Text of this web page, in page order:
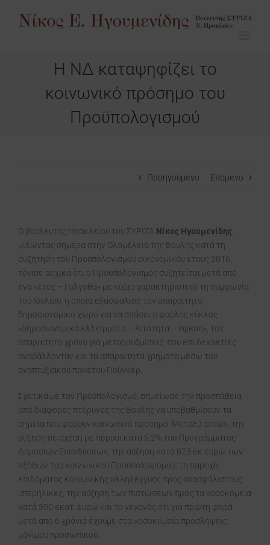
Η ΝΔ καταψηφίζει το
κοινωνικό πρόσημο του
Προϋπολογισμού
Προηγούμενο Επόμενο
Ο βουλευτής Ηρακλείου του ΣΥΡΙΖΑ Νίκος Ηγουμενίδης
μιλώντας σήμερα στην Ολομέλεια της Βουλής κατά τη
συζήτηση του Προϋπολογισμού οικονομικού έτους 2016,
τόνισε αρχικά ότι ο Προϋπολογισμός συζητείται μετά από
ένα «έτος – Γολγοθά» με κύριο χαρακτηριστικό τη συμφωνία
του Ιουλίου, η οποία εξασφάλισε τον απαραίτητο
δημοσιονομικό χώρο για να σπάσει ο φαύλος κύκλος
«δημοσιονομικά ελλείμματα – λιτότητα – ύφεση», τον
απαραίτητο χρόνο για μεταρρυθμίσεις που επί δεκαετίες
αναβάλλονταν και τα απαραίτητα χρήματα μέσω του
αναπτυξιακού πακέτου Γιούνκερ.
Σχετικά με τον Προϋπολογισμό, σημείωσε την προσπάθεια
από διάφορες πτέρυγες της Βουλής να υποβαθμίσουν τα
σημεία που φέρουν κοινωνικό πρόσημο. Μεταξύ αυτών, την
αύξηση σε σχέση με πέρυσι κατά 5,2% του Προγράμματος
Δημοσίων Επενδύσεων, την αύξηση κατά 823 εκ ευρώ των
εξόδων του κοινωνικού Προϋπολογισμού, τη παροχή
επιδόματος κοινωνικής αλληλεγγύης προς ανασφάλιστους
υπερήλικες, την αύξηση των πιστώσεων προς τα νοσοκομεία
κατά 300 εκατ. ευρώ και το γεγονός ότι για πρώτη φορά
μετά από 6 χρόνια έχουμε στα νοσοκομεία προσλήψεις
μόνιμου προσωπικού.